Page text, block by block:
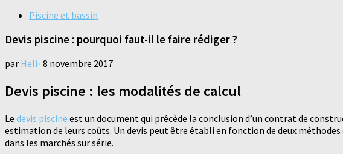
Piscine et bassin
Devis piscine : pourquoi faut-il le faire rédiger ?
par Heli · 8 novembre 2017
Devis piscine : les modalités de calcul
Le devis piscine est un document qui précède la conclusion d’un contrat de
estimation de leurs coûts. Un devis peut être établi en fonction de deux
dans les marchés sur série.